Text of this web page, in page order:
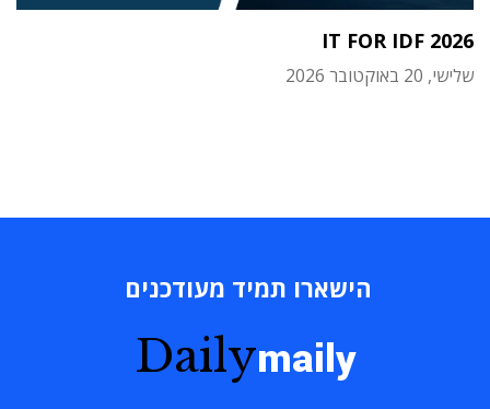
IT FOR IDF 2026
שלישי, 20 באוקטובר 2026
הישארו תמיד מעודכנים
Dailymaily